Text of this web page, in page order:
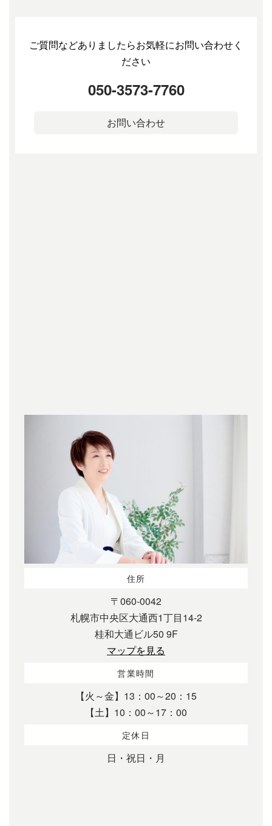
ご質問などありましたらお気軽にお問い合わせく
ださい
050-3573-7760
お問い合わせ
住所
〒060-0042
札幌市中央区大通西1丁目14-2
桂和大通ビル50 9F
マップを見る
営業時間
【火～金】13：00～20：15
【土】10：00～17：00
定休日
日・祝日・月